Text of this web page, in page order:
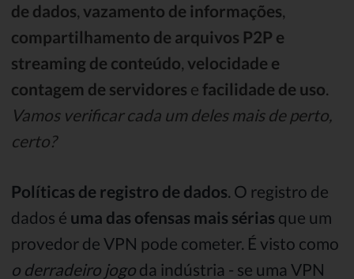
de dados, vazamento de informações,
compartilhamento de arquivos P2P e
streaming de conteúdo, velocidade e
contagem de servidores e facilidade de uso.
Vamos verificar cada um deles mais de perto,
certo?
Políticas de registro de dados. O registro de
dados é uma das ofensas mais sérias que um
provedor de VPN pode cometer. É visto como
o derradeiro jogo da indústria - se uma VPN